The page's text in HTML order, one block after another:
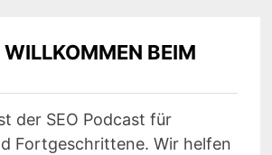
WILLKOMMEN BEIM
der SEO Podcast für
Fortgeschrittene. Wir helfen